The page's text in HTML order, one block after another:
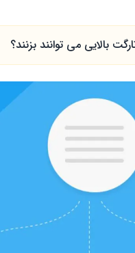
بالایی می توانند بزنند؟